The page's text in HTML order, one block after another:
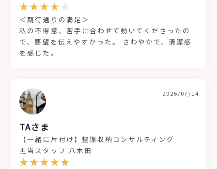
＜期待通りの満足＞
私の不得意、苦手に合わせて動いてくださったの
で、要望を伝えやすかった。 さわやかで、清潔感
を感じた。
TAさま
2026/07/14
【一緒に片付け】整理収納コンサルティング
担当スタッフ:八木田